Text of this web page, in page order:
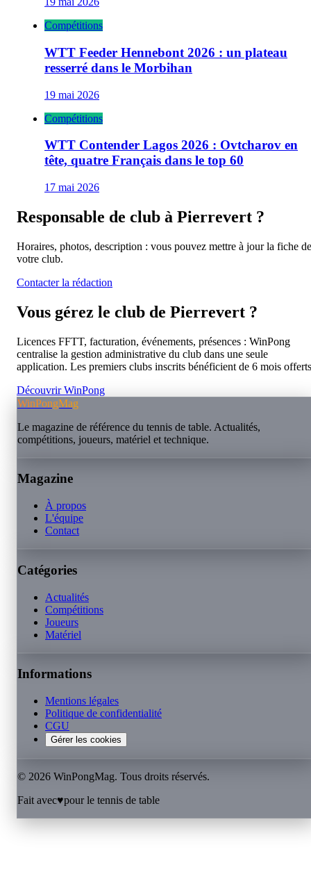
Compétitions
WTT Feeder Hennebont 2026 : un plateau
resserré dans le Morbihan
19 mai 2026
Compétitions
WTT Contender Lagos 2026 : Ovtcharov en
tête, quatre Français dans le top 60
17 mai 2026
Responsable de club à Pierrevert ?
Horaires, photos, description : vous pouvez mettre à jour la fiche de
votre club.
Contacter la rédaction
Vous gérez le club de Pierrevert ?
Licences FFTT, facturation, événements, présences : WinPong
centralise la gestion administrative du club dans une seule
application. Les premiers clubs inscrits bénéficient de 6 mois
Découvrir WinPong
WinPongMag
Le magazine de référence du tennis de table. Actualités,
compétitions, joueurs, matériel et technique.
Magazine
À propos
L'équipe
Contact
Catégories
Actualités
Compétitions
Joueurs
Matériel
Informations
Mentions légales
Politique de confidentialité
CGU
Gérer les cookies
© 2026 WinPongMag. Tous droits réservés.
Fait avec♥pour le tennis de table